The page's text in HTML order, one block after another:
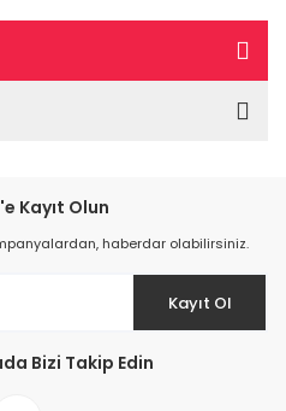
Kayıt Olun
haberdar olabilirsiniz.
Kayıt Ol
Bizi Takip Edin